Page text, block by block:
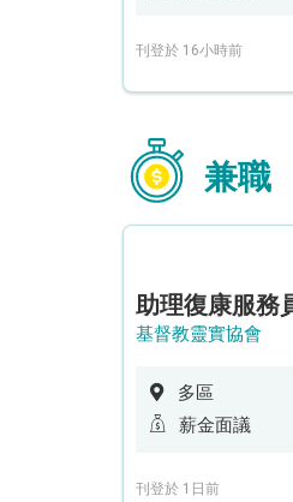
刊登於 16小時前
兼職
基督教靈實協會
多區
薪金面議
刊登於 1日前